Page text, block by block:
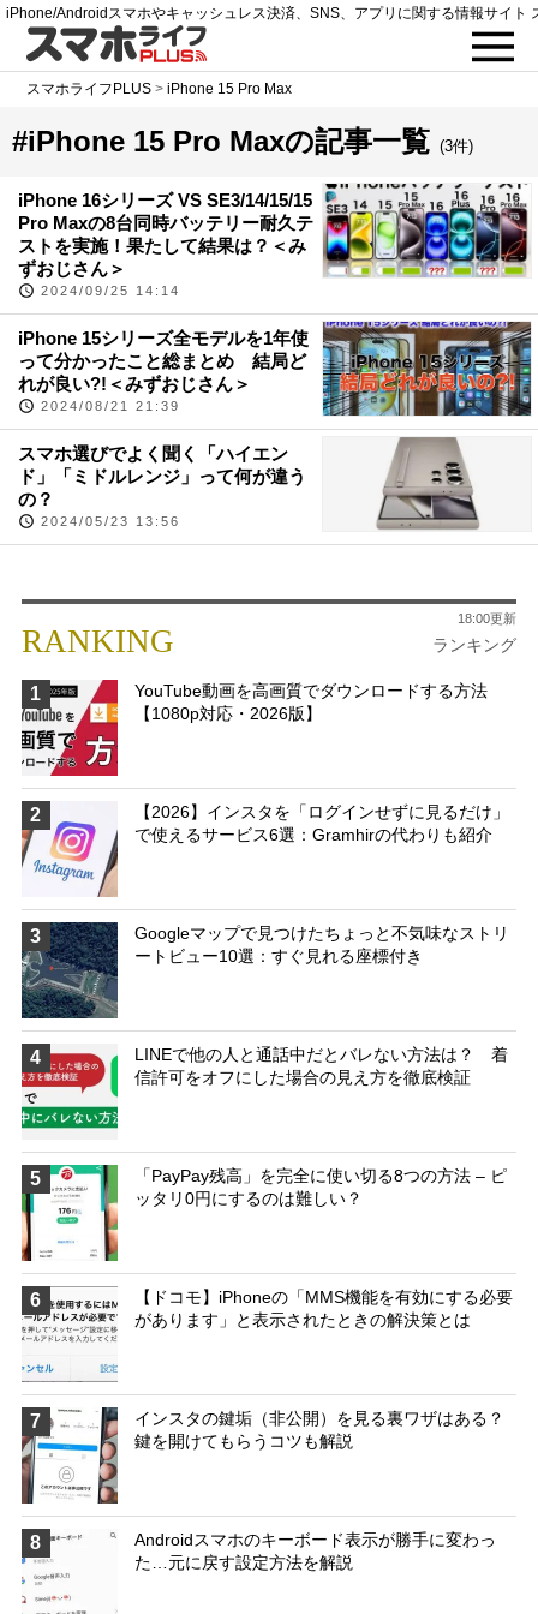
iPhone/Androidスマホやキャッシュレス決済、SNS、アプリに関する情報サイト
スマホライフPLUS >iPhone 15 Pro Max
#iPhone 15 Pro Maxの記事一覧 (3件)
iPhone 16シリーズ VS SE3/14/15/15
Pro Maxの8台同時バッテリー耐久テ
ストを実施！果たして結果は？＜み
ずおじさん＞
2024/09/25 14:14
iPhone 15シリーズ全モデルを1年使
って分かったこと総まとめ 結局ど
れが良い?!＜みずおじさん＞
2024/08/21 21:39
スマホ選びでよく聞く「ハイエン
ド」「ミドルレンジ」って何が違う
の？
2024/05/23 13:56
RANKING ランキング
18:00更新
1
YouTube動画を高画質でダウンロードする方法
【1080p対応・2026版】
2
【2026】インスタを「ログインせずに見るだけ」
で使えるサービス6選：Gramhirの代わりも紹介
3
Googleマップで見つけたちょっと不気味なストリ
ートビュー10選：すぐ見れる座標付き
4
LINEで他の人と通話中だとバレない方法は？ 着
信許可をオフにした場合の見え方を徹底検証
5
「PayPay残高」を完全に使い切る8つの方法 – ピ
ッタリ0円にするのは難しい？
6
【ドコモ】iPhoneの「MMS機能を有効にする必要
があります」と表示されたときの解決策とは
7
インスタの鍵垢（非公開）を見る裏ワザはある？
鍵を開けてもらうコツも解説
8
Androidスマホのキーボード表示が勝手に変わっ
た…元に戻す設定方法を解説